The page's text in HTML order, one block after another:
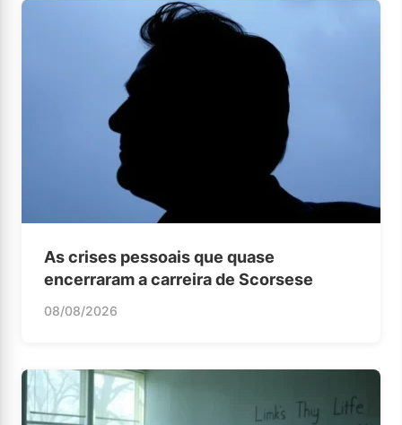
As crises pessoais que quase
encerraram a carreira de Scorsese
08/08/2026